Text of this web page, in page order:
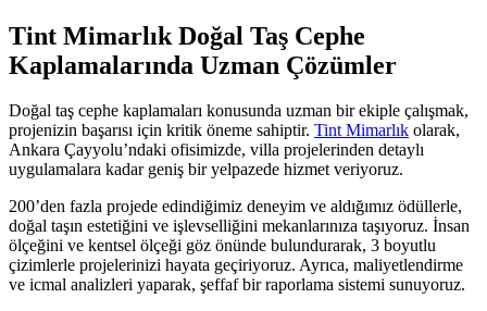
Tint Mimarlık Doğal Taş Cephe
Kaplamalarında Uzman Çözümler
Doğal taş cephe kaplamaları konusunda uzman bir ekiple çalışmak,
projenizin başarısı için kritik öneme sahiptir. Tint Mimarlık olarak,
Ankara Çayyolu’ndaki ofisimizde, villa projelerinden detaylı
uygulamalara kadar geniş bir yelpazede hizmet veriyoruz.
200’den fazla projede edindiğimiz deneyim ve aldığımız ödüllerle,
doğal taşın estetiğini ve işlevselliğini mekanlarınıza taşıyoruz. İnsan
ölçeğini ve kentsel ölçeği göz önünde bulundurarak, 3 boyutlu
çizimlerle projelerinizi hayata geçiriyoruz. Ayrıca, maliyetlendirme
ve icmal analizleri yaparak, şeffaf bir raporlama sistemi sunuyoruz.